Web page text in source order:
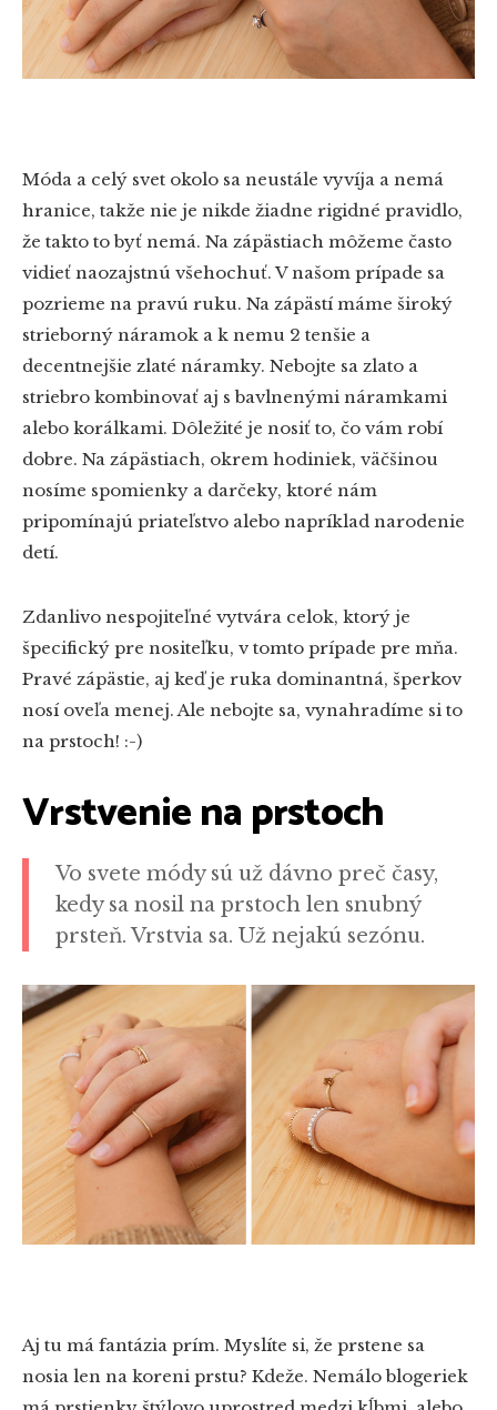
Móda a celý svet okolo sa neustále vyvíja a nemá
hranice, takže nie je nikde žiadne rigidné pravidlo,
že takto to byť nemá. Na zápästiach môžeme často
vidieť naozajstnú všehochuť. V našom prípade sa
pozrieme na pravú ruku. Na zápästí máme široký
strieborný náramok a k nemu 2 tenšie a
decentnejšie zlaté náramky. Nebojte sa zlato a
striebro kombinovať aj s bavlnenými náramkami
alebo korálkami. Dôležité je nosiť to, čo vám robí
dobre. Na zápästiach, okrem hodiniek, väčšinou
nosíme spomienky a darčeky, ktoré nám
pripomínajú priateľstvo alebo napríklad narodenie
detí.
Zdanlivo nespojiteľné vytvára celok, ktorý je
špecifický pre nositeľku, v tomto prípade pre mňa.
Pravé zápästie, aj keď je ruka dominantná, šperkov
nosí oveľa menej. Ale nebojte sa, vynahradíme si to
na prstoch! :-)
Vrstvenie na prstoch
Vo svete módy sú už dávno preč časy,
kedy sa nosil na prstoch len snubný
prsteň. Vrstvia sa. Už nejakú sezónu.
Aj tu má fantázia prím. Myslíte si, že prstene sa
nosia len na koreni prstu? Kdeže. Nemálo blogeriek